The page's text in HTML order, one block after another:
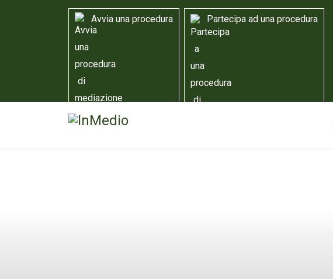
Avvia una procedura Partecipa ad una procedura